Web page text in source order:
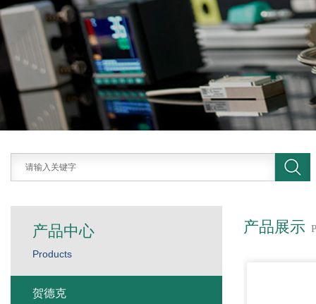
产品展示
产品中心
Products
贺德克